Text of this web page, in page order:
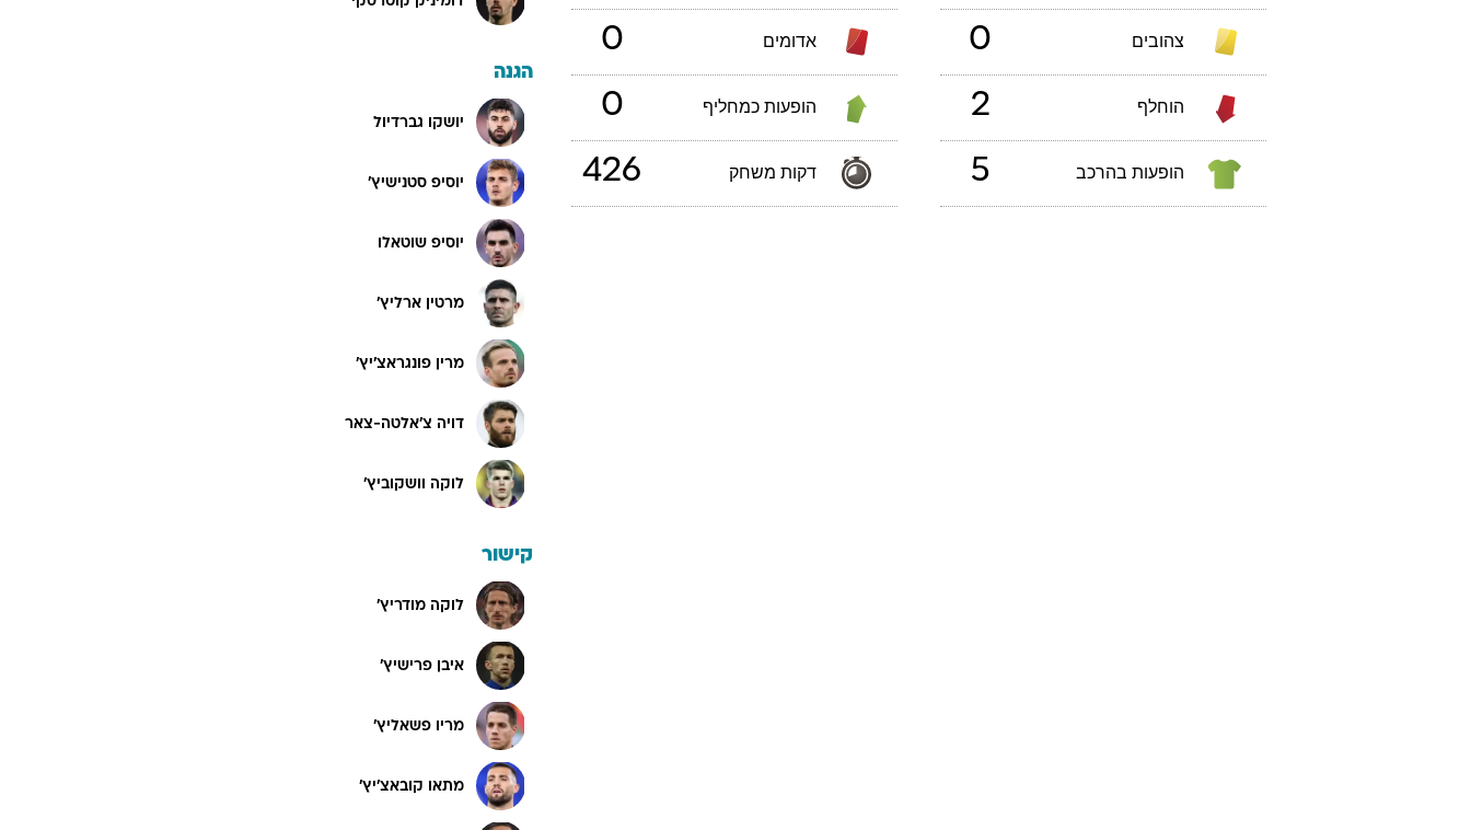
צהובים 0 אדומים 0
הוחלף 2 הופעות כמחליף 0
הופעות בהרכב 5 דקות משחק 426
הגנה
יושקו גברדיול
יוסיפ סטנישיץ'
יוסיפ שוטאלו
מרטין ארליץ'
מרין פונגראצ'יץ'
דויה צ'אלטה-צאר
לוקה וושקוביץ'
קישור
לוקה מודריץ'
איבן פרישיץ'
מריו פשאליץ'
מתאו קובאצ'יץ'